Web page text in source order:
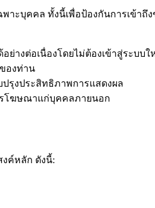
าะบุคคล ทั้งนี้เพื่อป้องกันการเข้า
ย่างต่อเนื่องโดยไม่ต้องเข้าสู่ระบบ
องท่าน
รุงประสิทธิภาพการแสดงผล
รโฆษณาแก่บุคคลภายนอก
งค์หลัก ดังนี้: